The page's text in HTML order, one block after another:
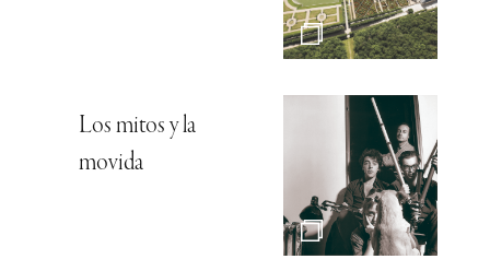
Los mitos y la
movida